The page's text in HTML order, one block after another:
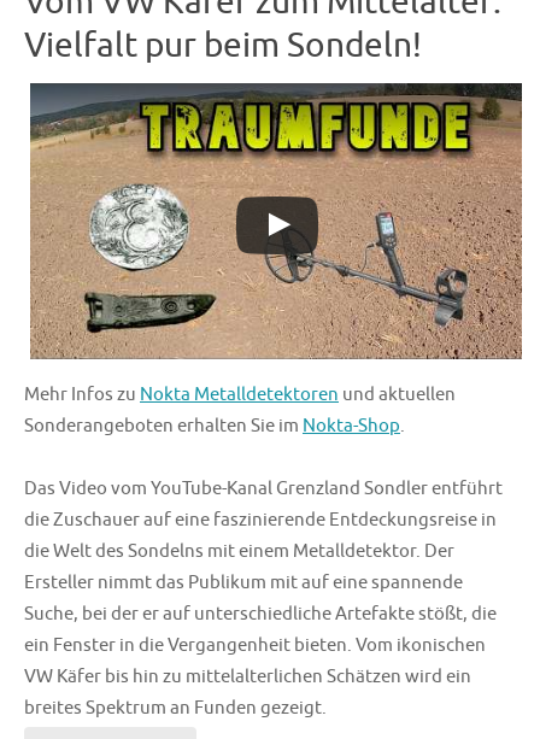
Vielfalt pur beim Sondeln!
Mehr Infos zu Nokta Metalldetektoren und aktuellen
Sonderangeboten erhalten Sie im Nokta-Shop.
Das Video vom YouTube-Kanal Grenzland Sondler entführt
die Zuschauer auf eine faszinierende Entdeckungsreise in
die Welt des Sondelns mit einem Metalldetektor. Der
Ersteller nimmt das Publikum mit auf eine spannende
Suche, bei der er auf unterschiedliche Artefakte stößt, die
ein Fenster in die Vergangenheit bieten. Vom ikonischen
VW Käfer bis hin zu mittelalterlichen Schätzen wird ein
breites Spektrum an Funden gezeigt.